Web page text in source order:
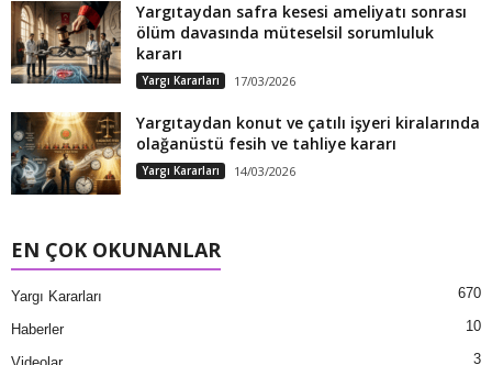
Yargıtaydan safra kesesi ameliyatı sonrası
ölüm davasında müteselsil sorumluluk
kararı
Yargı Kararları 17/03/2026
Yargıtaydan konut ve çatılı işyeri kiralarında
olağanüstü fesih ve tahliye kararı
Yargı Kararları 14/03/2026
EN ÇOK OKUNANLAR
Yargı Kararları 670
Haberler 10
3